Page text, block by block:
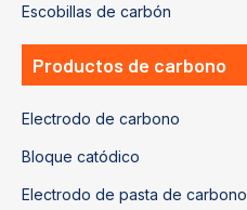
Escobillas de carbón
Productos de carbono
Electrodo de carbono
Bloque catódico
Electrodo de pasta de carbono